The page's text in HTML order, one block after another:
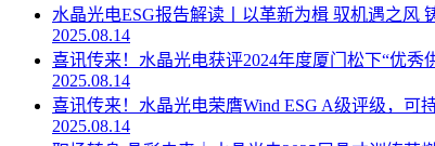
水晶光电ESG报告解读丨以革新为楫 驭机遇之风
2025.08.14
喜讯传来！水晶光电获评2024年度厦门松下“优秀
2025.08.14
喜讯传来！水晶光电荣膺Wind ESG A级评级，可
2025.08.14